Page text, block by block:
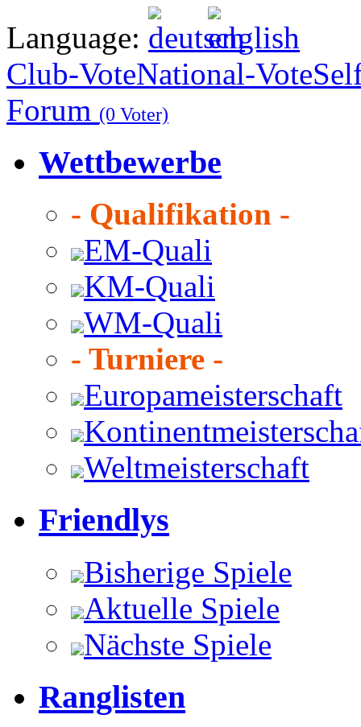
Language:
Club-VoteNational-Vote
Forum (0 Voter)
Wettbewerbe
- Qualifikation -
EM-Quali
KM-Quali
WM-Quali
- Turniere -
Europameisterschaft
Weltmeisterschaft
Friendlys
Bisherige Spiele
Aktuelle Spiele
Nächste Spiele
Ranglisten